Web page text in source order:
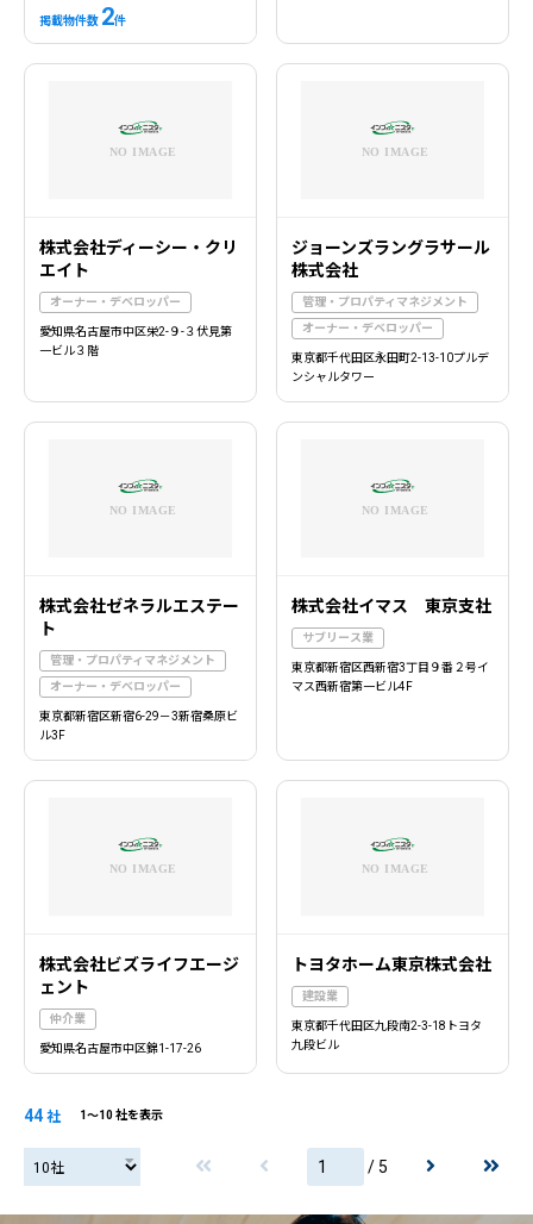
掲載物件数 2件
株式会社ディーシー・クリ
エイト
オーナー・デベロッパー
愛知県名古屋市中区栄2-９-３伏見第
一ビル３階
ジョーンズラングラサール
株式会社
管理・プロパティマネジメント
オーナー・デベロッパー
東京都千代田区永田町2-13-10プルデ
ンシャルタワー
株式会社ゼネラルエステー
ト
管理・プロパティマネジメント
オーナー・デベロッパー
東京都新宿区新宿6-29－3新宿桑原ビ
ル3F
株式会社イマス 東京支社
サブリース業
東京都新宿区西新宿3丁目９番２号イ
マス西新宿第一ビル4F
株式会社ビズライフエージ
ェント
仲介業
愛知県名古屋市中区錦1-17-26
トヨタホーム東京株式会社
建設業
東京都千代田区九段南2-3-18トヨタ
九段ビル
44 社 1〜10 社を表示
20社 / 5